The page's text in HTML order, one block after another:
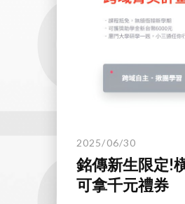
2025/06/30
銘傳新生限定!
可拿千元禮券